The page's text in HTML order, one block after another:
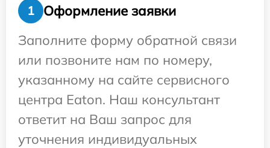
1
Оформление заявки
Заполните форму обратной связи
или позвоните нам по номеру,
указанному на сайте сервисного
центра Eaton. Наш консультант
ответит на Ваш запрос для
уточнения индивидуальных